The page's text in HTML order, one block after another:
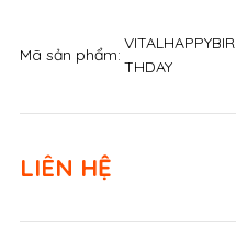
LIÊN HỆ
Mã sản phẩm:
VITALHAPPYBIR
THDAY